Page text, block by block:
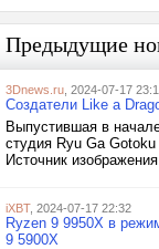
Предыдущие
3Dnews.ru , 2024-07-17
Создатели Like a
Выпустившая в
студия Ryu Ga
Источник
iXBT, 2024-07-17 22:32
Ryzen 9 9950X в
9 5900X